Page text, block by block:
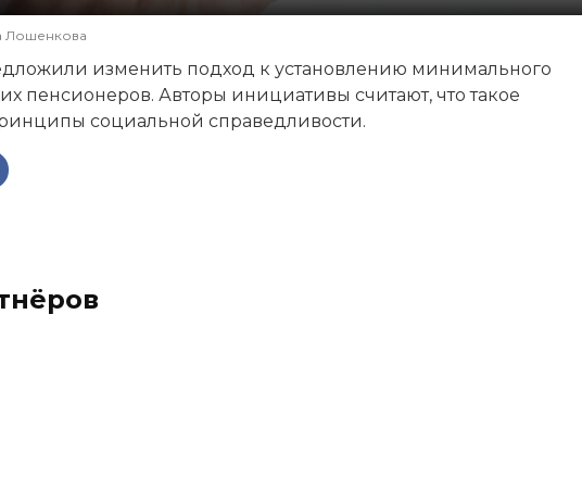
Лошенкова
изменить подход к установлению минимального
пенсионеров. Авторы инициативы считают, что такое
социальной справедливости.